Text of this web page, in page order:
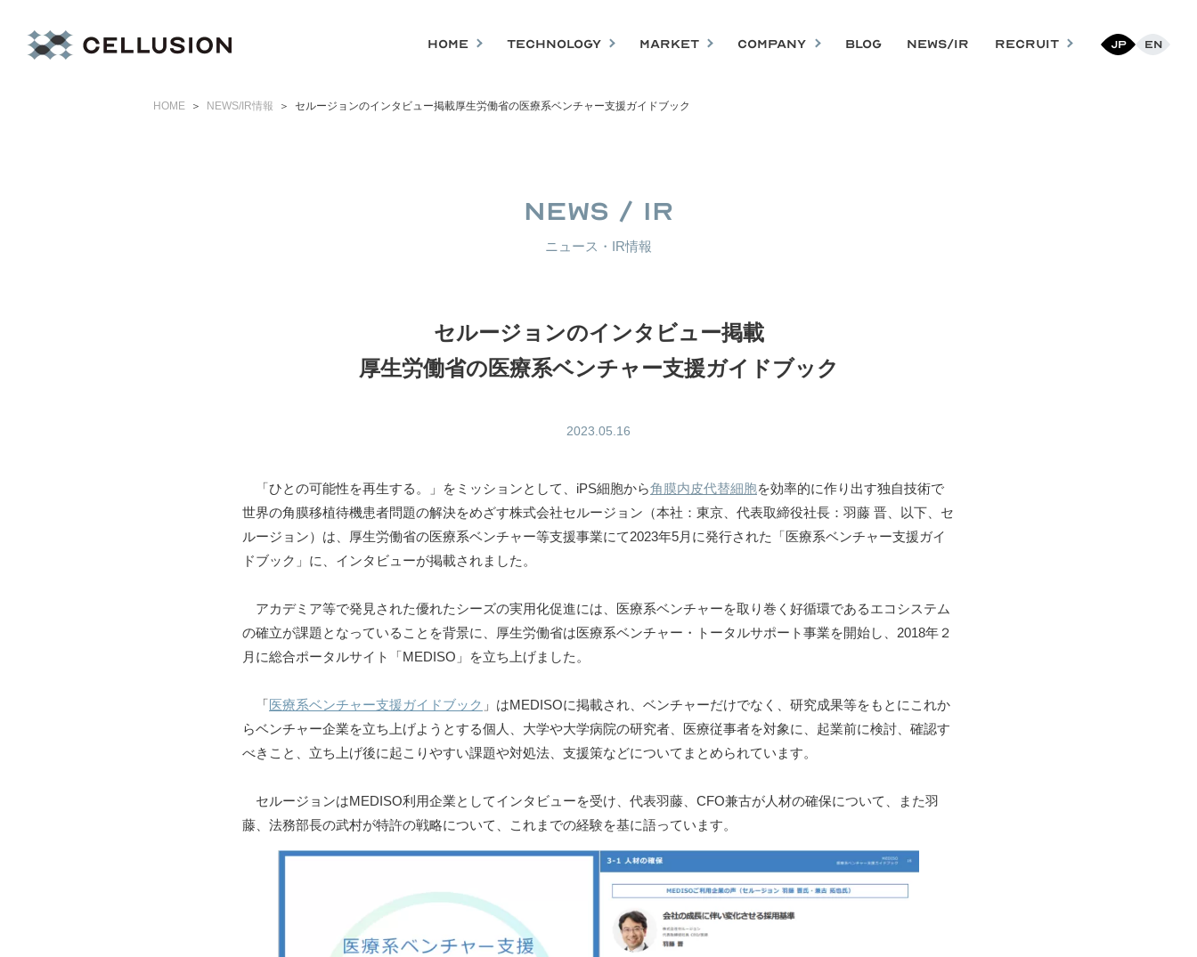
Jp En
HOME TECHNOLOGY MARKET COMPANY BLOG NEWS/IR RECRUIT
HOME NEWS/IR情報 セルージョンのインタビュー掲載厚生労働省の医療系ベンチャー支援ガイドブック
NEWS / IR
ニュース・IR情報
セルージョンのインタビュー掲載
厚生労働省の医療系ベンチャー支援ガイドブック
2023.05.16
「ひとの可能性を再生する。」をミッションとして、iPS細胞から角膜内皮代替細胞を効率的に作り出す独自技術で
世界の角膜移植待機患者問題の解決をめざす株式会社セルージョン（本社：東京、代表取締役社長：羽藤 晋、以下、セ
ルージョン）は、厚生労働省の医療系ベンチャー等支援事業にて2023年5月に発行された「医療系ベンチャー支援ガイ
ドブック」に、インタビューが掲載されました。
アカデミア等で発見された優れたシーズの実用化促進には、医療系ベンチャーを取り巻く好循環であるエコシステム
の確立が課題となっていることを背景に、厚生労働省は医療系ベンチャー・トータルサポート事業を開始し、2018年２
月に総合ポータルサイト「MEDISO」を立ち上げました。
「医療系ベンチャー支援ガイドブック 」はMEDISOに掲載され、ベンチャーだけでなく、研究成果等をもとにこれか
らベンチャー企業を立ち上げようとする個人、大学や大学病院の研究者、医療従事者を対象に、起業前に検討、確認す
べきこと、立ち上げ後に起こりやすい課題や対処法、支援策などについてまとめられています。
セルージョンはMEDISO利用企業としてインタビューを受け、代表羽藤、CFO兼古が人材の確保について、また羽
藤、法務部長の武村が特許の戦略について、これまでの経験を基に語っています。